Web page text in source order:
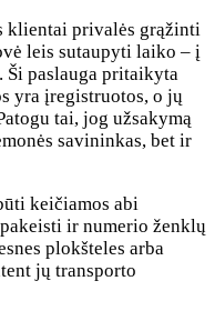
klientai privalės grąžinti
leis sutaupyti laiko – į
paslauga pritaikyta
yra įregistruotos, o jų
tai, jog užsakymą
savininkas, bet ir
keičiamos abi
ir numerio ženklų
plokšteles arba
jų transporto